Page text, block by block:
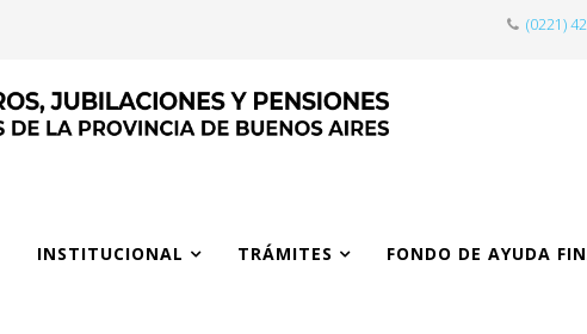
(0221)
INSTITUCIONAL TRÁMITES FONDO DE AYUDA